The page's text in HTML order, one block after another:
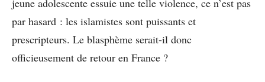
jeune adolescente essuie une telle violence, ce n’est pas
par hasard : les islamistes sont puissants et
prescripteurs. Le blasphème serait-il donc
officieusement de retour en France ?